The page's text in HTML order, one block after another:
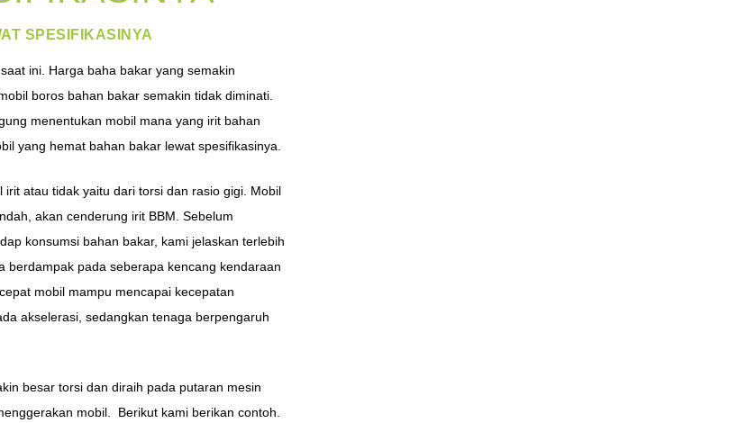
SPESIFIKASINYA
ini. Harga baha bakar yang semakin
boros bahan bakar semakin tidak diminati.
menentukan mobil mana yang irit bahan
yang hemat bahan bakar lewat spesifikasinya.
atau tidak yaitu dari torsi dan rasio gigi. Mobil
akan cenderung irit BBM. Sebelum
konsumsi bahan bakar, kami jelaskan terlebih
berdampak pada seberapa kencang kendaraan
mobil mampu mencapai kecepatan
akselerasi, sedangkan tenaga berpengaruh
besar torsi dan diraih pada putaran mesin
mobil. Berikut kami berikan contoh.